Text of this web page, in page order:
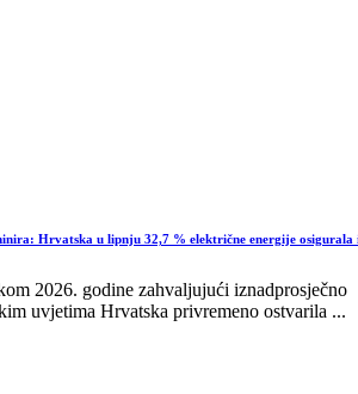
Hrvatska u lipnju 32,7 % električne energije osigurala
2026. godine zahvaljujući iznadprosječno
uvjetima Hrvatska privremeno ostvarila ...